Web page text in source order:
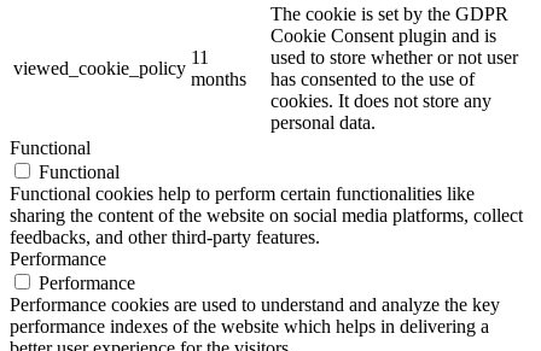
viewed_cookie_policy
11
months
The cookie is set by the GDPR
Cookie Consent plugin and is
used to store whether or not user
has consented to the use of
cookies. It does not store any
personal data.
Functional
Functional
Functional cookies help to perform certain functionalities like
sharing the content of the website on social media platforms, collect
feedbacks, and other third-party features.
Performance
Performance
Performance cookies are used to understand and analyze the key
performance indexes of the website which helps in delivering a